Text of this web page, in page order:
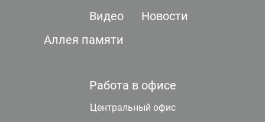
Видео
Новости
Аллея памяти
Работа в офисе
Центральный офис